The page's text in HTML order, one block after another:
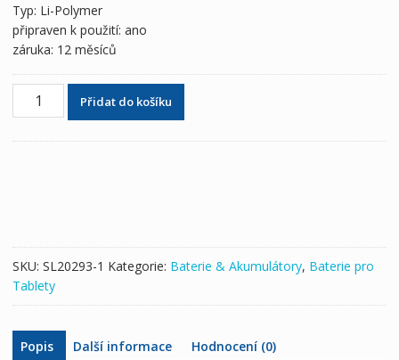
Typ: Li-Polymer
připraven k použití: ano
záruka: 12 měsíců
Originální
baterie
množství
Přidat do košíku
SKU: SL20293-1 Kategorie: Baterie & Akumulátory, Baterie pro
Tablety
Popis Další informace Hodnocení (0)